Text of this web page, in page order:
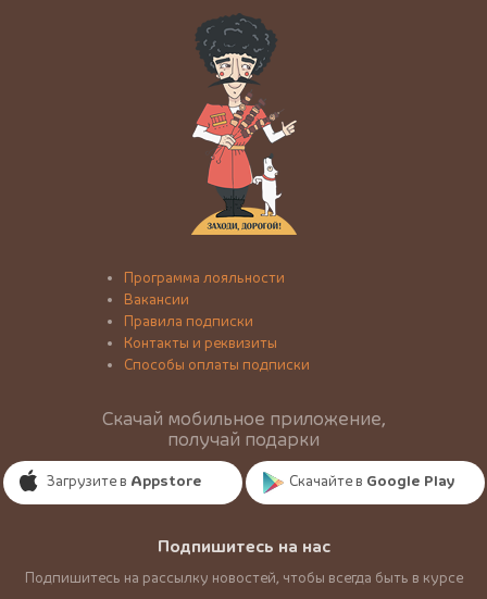
Программа лояльности
Вакансии
Правила подписки
Контакты и реквизиты
Способы оплаты подписки
Скачай мобильное приложение,
получай подарки
Загрузите в Appstore Скачайте в Google Play
Подпишитесь на нас
Подпишитесь на рассылку новостей, чтобы всегда быть в курсе